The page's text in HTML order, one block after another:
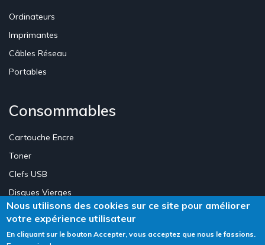
Ordinateurs
Imprimantes
Câbles Réseau
Portables
Consommables
Cartouche Encre
Toner
Clefs USB
Disques Vierges
Création Site E-commerce Luxembourg - Neweb Creations
Nous utilisons des cookies sur ce site pour améliorer
votre expérience utilisateur
En cliquant sur le bouton Accepter, vous acceptez que nous le fassions.